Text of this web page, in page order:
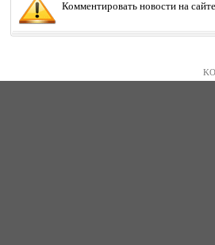
Комментировать новости на